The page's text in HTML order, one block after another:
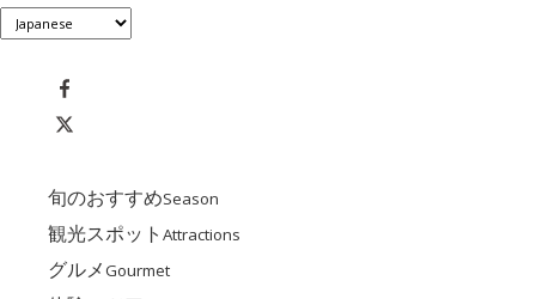
旬のおすすめSeason
観光スポット Attractions
グルメGourmet